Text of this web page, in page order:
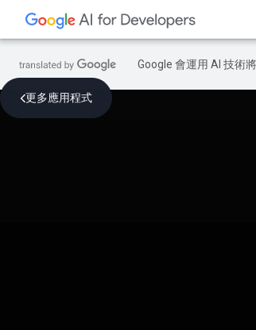
Google 會運用 AI 技術
更多應用程式